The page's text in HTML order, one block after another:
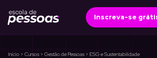
para
Inscreva-se
Início > Cursos > Gestão de Pessoas > ESG e Sustentabilidade